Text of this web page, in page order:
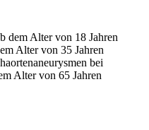
dem Alter von 18 Jahren
Alter von 35 Jahren
bei
Alter von 65 Jahren